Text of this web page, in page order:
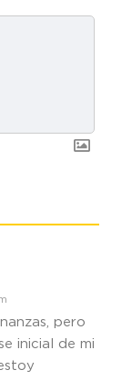
pero
inicial de mi